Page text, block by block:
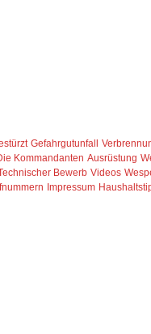
Gefahrgutunfall
Kommandanten Ausrüstung
Bewerb Videos
Impressum